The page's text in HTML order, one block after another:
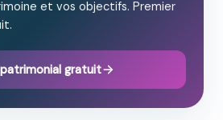
et vos objectifs. Premier
gratuit